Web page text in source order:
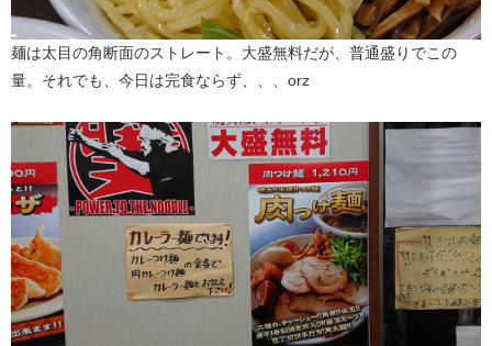
麺は太目の角断面のストレート。大盛無料だが、普通盛りでこの
量。それでも、今日は完食ならず、、、orz